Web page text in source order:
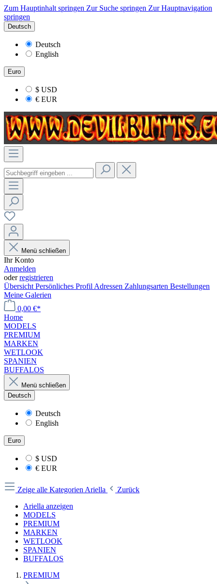
Zum Hauptinhalt springen Zur Suche springen Zur Hauptnavigation
springen
Deutsch
Deutsch
English
Euro
$ USD
€ EUR
Menü schließen
Ihr Konto
Anmelden
oderregistrieren
Übersicht Persönliches Profil Adressen Zahlungsarten Bestellungen
Meine Galerien
0,00 €*
Home
MODELS
PREMIUM
MARKEN
WETLOOK
SPANIEN
BUFFALOS
Menü schließen
Deutsch
Deutsch
English
Euro
$ USD
€ EUR
Zeige alle Kategorien Ariella
Zurück
Ariella anzeigen
MODELS
PREMIUM
MARKEN
WETLOOK
SPANIEN
BUFFALOS
PREMIUM